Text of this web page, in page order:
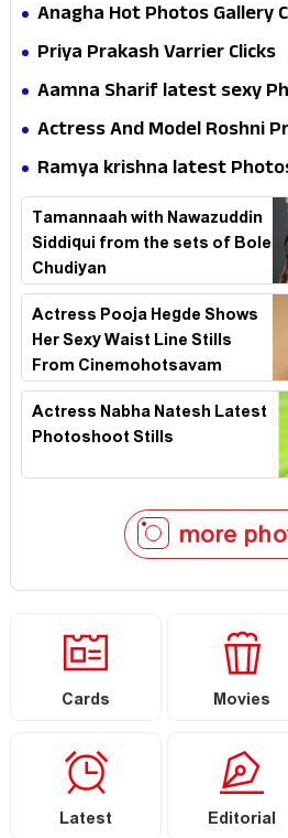
Anagha Hot Photos Gallery
Priya Prakash Varrier Clicks
Aamna Sharif latest sexy
Actress And Model Roshni
Ramya krishna latest
Tamannaah with Nawazuddin
Siddiqui from the sets of Bole
Chudiyan
Actress Pooja Hegde Shows
Her Sexy Waist Line Stills
From Cinemohotsavam
Actress Nabha Natesh Latest
Photoshoot Stills
more
Cards Movies
Latest Editorial